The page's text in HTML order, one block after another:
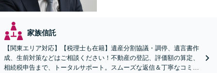
家族信託
【関東エリア対応】【税理士も在籍】遺産分割協議・調停、遺言書作
成、生前対策などはご相談ください！不動産の登記、評価額の算定、
相続税申告まで、トータルサポート。スムーズな返信＆丁寧なコミュ